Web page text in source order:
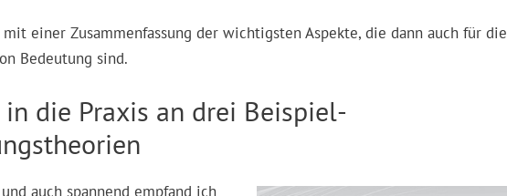
einer Zusammenfassung der wichtigsten Aspekte, die dann auch für die
Bedeutung sind.
die Praxis an drei Beispiel-
auch spannend empfand ich